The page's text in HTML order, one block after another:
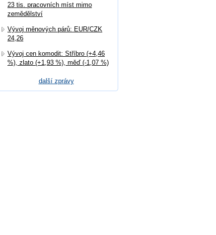
23 tis. pracovních míst mimo
zemědělství
Vývoj měnových párů: EUR/CZK
24,26
Vývoj cen komodit: Stříbro (+4,46
%), zlato (+1,93 %), měď (-1,07 %)
další zprávy